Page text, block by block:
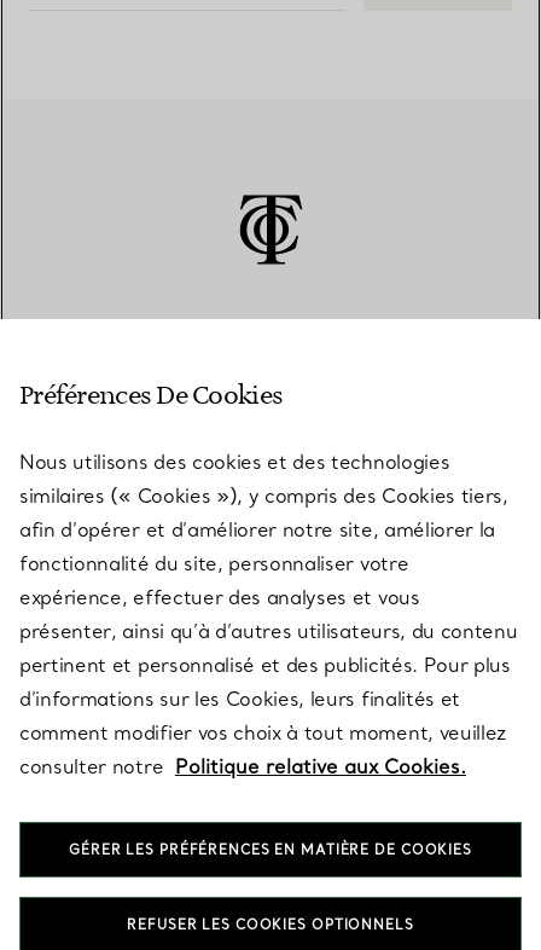
SERVICES
À PROPOS
QUESTIONS LÉGALES
SUIVEZ-NOUS
Préférences De Cookies
Nous utilisons des cookies et des technologies
similaires (« Cookies »), y compris des Cookies tiers,
afin d’opérer et d’améliorer notre site, améliorer la
fonctionnalité du site, personnaliser votre
expérience, effectuer des analyses et vous
présenter, ainsi qu’à d’autres utilisateurs, du contenu
pertinent et personnalisé et des publicités. Pour plus
d’informations sur les Cookies, leurs finalités et
comment modifier vos choix à tout moment, veuillez
consulter notre Politique relative aux Cookies.
GÉRER LES PRÉFÉRENCES EN MATIÈRE DE COOKIES
REFUSER LES COOKIES OPTIONNELS